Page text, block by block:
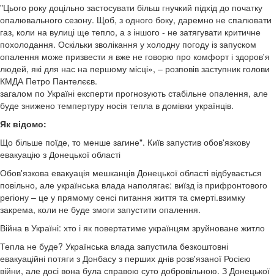
"Цього року доцільно застосувати більш гнучкий підхід до початку
опалювального сезону. Щоб, з одного боку, даремно не спалювати
газ, коли на вулиці ще тепло, а з іншого - не затягувати критичне
похолодання. Оскільки зволікання у холодну погоду із запуском
опалення може призвести я вже не говорю про комфорт і здоров'я
людей, які для нас на першому місці», – розповів заступник голови
КМДА Петро Пантелєєв.
загалом по Україні експерти прогнозують стабільне опалення, але
буде знижено темпертуру носія тепла в домівки українців.
Як відомо:
Що більше поїде, то менше загине". Київ запустив обов'язкову
евакуацію з Донецької області
Обов'язкова евакуація мешканців Донецької області відбувається
повільно, але українська влада наполягає: виїзд із прифронтового
регіону – це у прямому сенсі питання життя та смерті.взимку
закрема, коли не буде змоги запустити опалення.
Війна в Україні: хто і як повертатиме українцям зруйноване житло
Тепла не буде? Українська влада запустила безкоштовні
евакуаційні потяги з Донбасу з перших днів розв'язаної Росією
війни, але досі вона була справою суто добровільною. З Донецької